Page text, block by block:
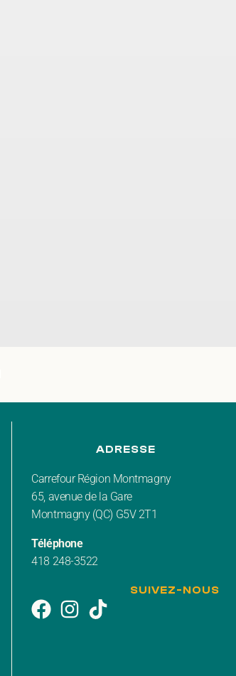
Carrefour Région Montmagny
65, avenue de la Gare
Montmagny (QC) G5V 2T1
Téléphone
418 248-3522
SUIVEZ-NOUS
ADRESSE